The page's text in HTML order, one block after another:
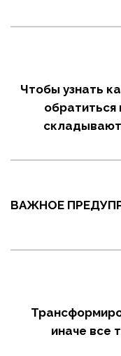
Чтобы узнать
ВАЖНОЕ
иначе все